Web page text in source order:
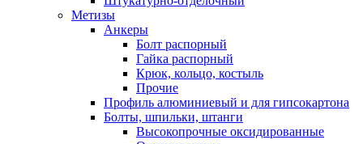
Метизы
Анкеры
Болт распорный
Гайка распорный
Крюк, кольцо, костыль
Прочие
Профиль алюминиевый и для гипсокартона
Болты, шпильки, штанги
Высокопрочные оксидированные